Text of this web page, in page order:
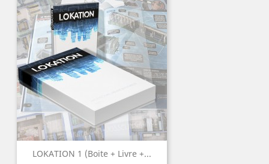
LOKATION 1 (Boite + Livre +...